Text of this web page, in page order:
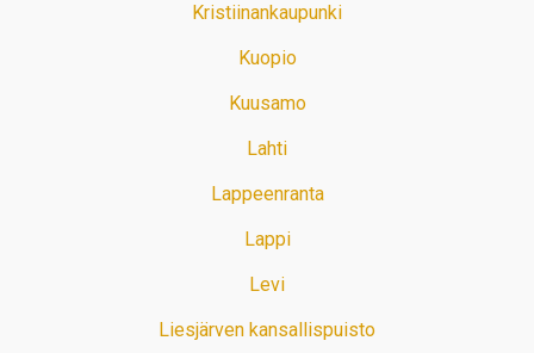
Kristiinankaupunki
Kuopio
Kuusamo
Lahti
Lappeenranta
Lappi
Levi
Liesjärven kansallispuisto